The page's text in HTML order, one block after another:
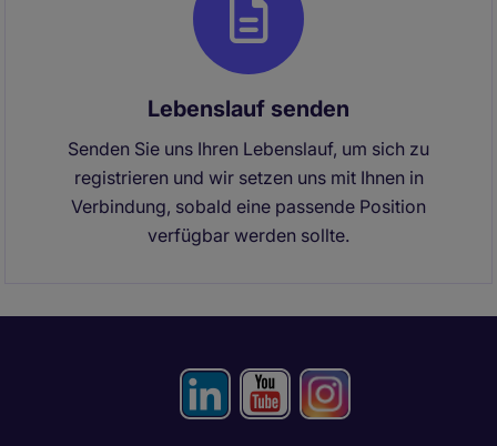
Lebenslauf senden
Senden Sie uns Ihren Lebenslauf, um sich zu
registrieren und wir setzen uns mit Ihnen in
Verbindung, sobald eine passende Position
verfügbar werden sollte.